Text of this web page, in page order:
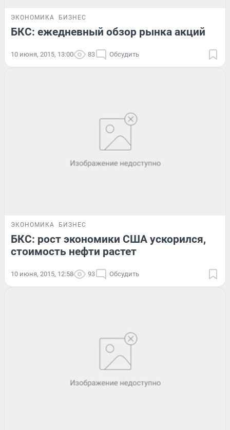
ЭКОНОМИКА БИЗНЕС
БКС: ежедневный обзор рынка акций
10 июня, 2015, 13:00 83 Обсудить
ЭКОНОМИКА БИЗНЕС
БКС: рост экономики США ускорился,
стоимость нефти растет
10 июня, 2015, 12:58 93 Обсудить